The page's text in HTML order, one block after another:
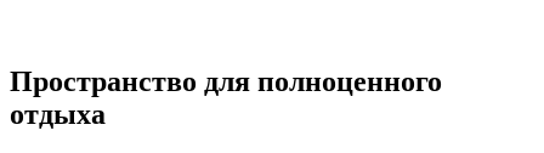
Пространство для полноценного
отдыха